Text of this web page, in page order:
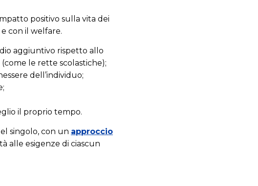
positivo sulla vita dei
con il welfare.
aggiuntivo rispetto allo
le rette scolastiche);
dell’individuo;
il proprio tempo.
singolo, con un approccio
alle esigenze di ciascun